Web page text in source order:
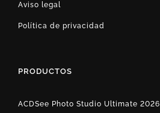
Aviso legal
Política de privacidad
PRODUCTOS
ACDSee Photo Studio Ultimate 2026